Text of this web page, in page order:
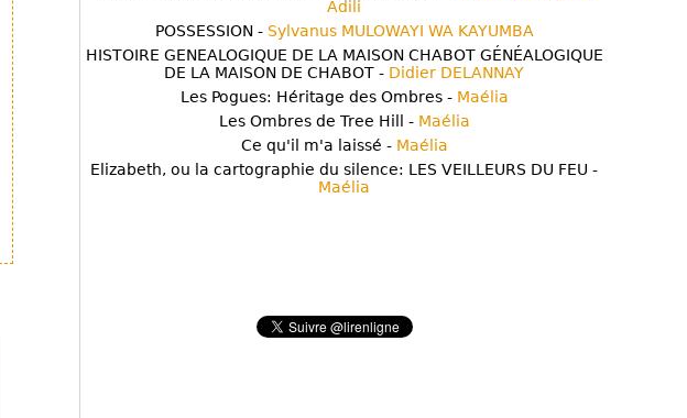
Adili
POSSESSION - Sylvanus MULOWAYI WA KAYUMBA
HISTOIRE GENEALOGIQUE DE LA MAISON CHABOT GÉNÉALOGIQUE
DE LA MAISON DE CHABOT - Didier DELANNAY
Les Pogues: Héritage des Ombres - Maélia
Les Ombres de Tree Hill - Maélia
Ce qu'il m'a laissé - Maélia
Elizabeth, ou la cartographie du silence: LES VEILLEURS DU FEU -
Maélia